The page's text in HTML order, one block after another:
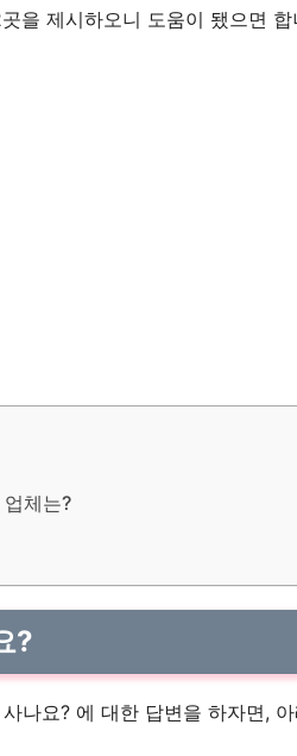
을 제시하오니 도움이 됐으면 합
체는?
?
나요? 에 대한 답변을 하자면,